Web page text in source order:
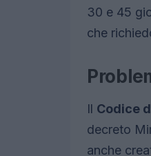
30 e 45
che
Il Codice
decreto
anche